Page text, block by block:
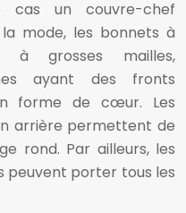
cas un couvre-chef
mode, les bonnets à
à grosses mailles,
ayant des fronts
forme de cœur. Les
arrière permettent de
rond. Par ailleurs, les
peuvent porter tous les